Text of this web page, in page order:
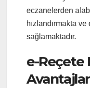
eczanelerden
hızlandırmakta
sağlamaktadır.
e-Reçete